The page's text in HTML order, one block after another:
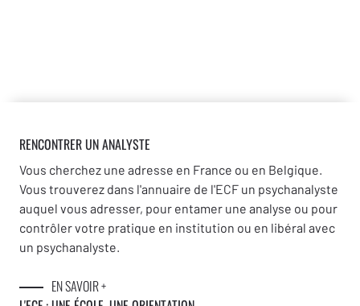
RENCONTRER UN ANALYSTE
Vous cherchez une adresse en France ou en Belgique.
Vous trouverez dans l'annuaire de l'ECF un psychanalyste
auquel vous adresser, pour entamer une analyse ou pour
contrôler votre pratique en institution ou en libéral avec
un psychanalyste.
EN SAVOIR +